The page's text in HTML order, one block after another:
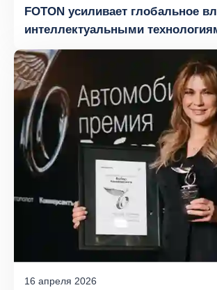
FOTON усиливает глобальное
интеллектуальными
16 апреля 2026